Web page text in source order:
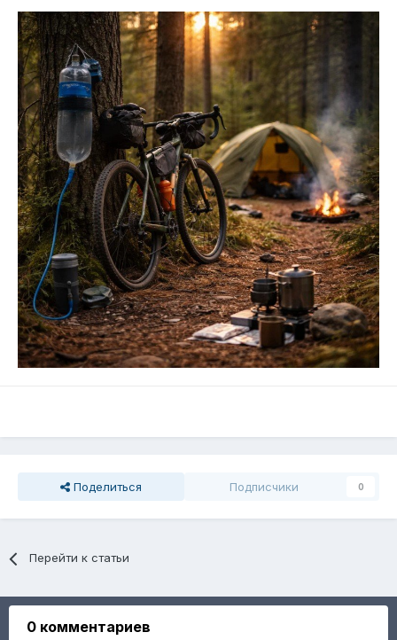
Поделиться Подписчики 0
Перейти к статьи
0 комментариев